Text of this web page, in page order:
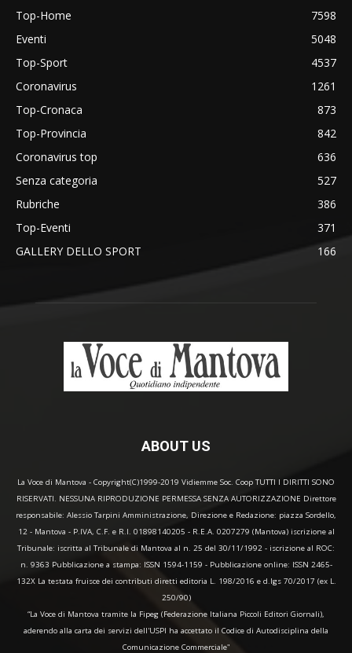
Top-Home
7598
Eventi
5048
Top-Sport
4537
Coronavirus
1261
Top-Cronaca
873
Top-Provincia
842
Coronavirus top
636
Senza categoria
527
Rubriche
386
Top-Eventi
371
GALLERY DELLO SPORT
166
ABOUT US
La Voce di Mantova - Copyright(C)1999-2019 Vidiemme Soc. Coop TUTTI I DIRITTI SONO
RISERVATI. NESSUNA RIPRODUZIONE PERMESSA SENZA AUTORIZZAZIONE Direttore
responsabile: Alessio Tarpini Amministrazione, Direzione e Redazione: piazza Sordello,
12 - Mantova - P.IVA, C.F. e R.I. 01898140205 - R.E.A. 0207279 (Mantova) iscrizione al
Tribunale: iscritta al Tribunale di Mantova al n. 25 del 30/11/1992 - iscrizione al ROC:
n. 9363 Pubblicazione a stampa: ISSN 1594-1159 - Pubblicazione online: ISSN 2465-
132X La testata fruisce dei contributi diretti editoria L. 198/2016 e d.lgs 70/2017 (ex L.
250/90)
“La Voce di Mantova tramite la Fipeg (Federazione Italiana Piccoli Editori Giornali),
aderendo alla carta dei servizi dell'USPI ha accettato il Codice di Autodisciplina della
Comunicazione Commerciale"